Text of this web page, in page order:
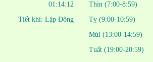
01:14:12
Tiết khí: Lập Đông
Thìn (7:00-8:59)
Tỵ (9:00-10:59)
Mùi (13:00-14:59)
Tuất (19:00-20:59)